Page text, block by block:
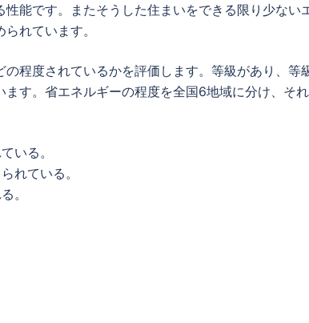
能です。またそうした住まいをできる限り少ない
れています。
程度されているかを評価します。等級があり、等
す。省エネルギーの程度を全国6地域に分け、そ
いる。
れている。
。